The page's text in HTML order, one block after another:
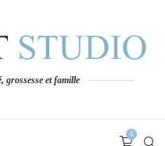
grossesse et famille
0